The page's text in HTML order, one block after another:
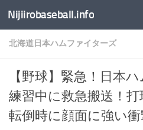
コンテンツへスキップ
Nijiirobaseball.info
北海道日本ハムファイターズ
【野球】緊急！日本
練習中に救急搬送！打
転倒時に顔面に強い衝